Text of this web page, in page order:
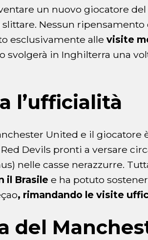
un nuovo giocatore del
Nessun
esclusivamente alle visite
svolgerà in Inghilterra una
l’ufficialità
United e il giocatore
Devils pronti a versare
nelle casse nerazzurre.
il Brasile e ha potuto
, rimandando le visite
del